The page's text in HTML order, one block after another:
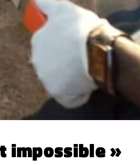
impossible »